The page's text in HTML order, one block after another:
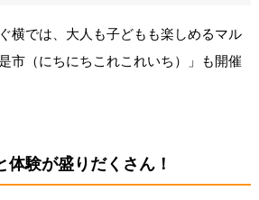
横では、大人も子どもも楽しめるマル
市（にちにちこれこれいち）」も開催
験が盛りだくさん！